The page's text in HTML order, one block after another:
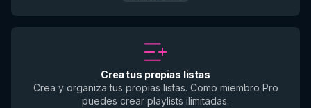
Crea tus propias listas
Crea y organiza tus propias listas. Como miembro Pro
puedes crear playlists ilimitadas.